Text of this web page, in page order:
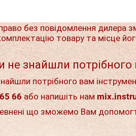
без повідомлення дилера
товару та місце
знайшли потрібного
потрібного вам
66 або напишіть нам
що зможемо Вам